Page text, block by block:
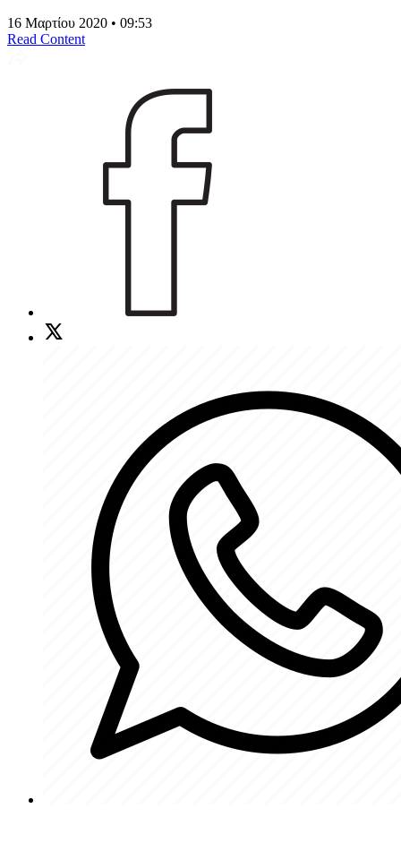
16 Μαρτίου 2020 • 09:53
Read Content